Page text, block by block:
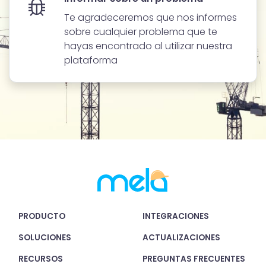
annunci, per fornire funzionalità dei social media e per
analizzare il nostro traffico. Condividiamo inoltre
informazioni sul modo in cui utilizzi il nostro sito con i
nostri partner che si occupano di analisi dei dati web,
pubblicità e social media, i quali potrebbero combinarle
con altre informazioni che hai fornito loro o che hanno
raccolto dal tuo utilizzo dei loro servizi.
Te agradeceremos que nos informes
sobre cualquier problema que te
hayas encontrado al utilizar nuestra
plataforma
PRODUCTO
SOLUCIONES
RECURSOS
INTEGRACIONES
ACTUALIZACIONES
PREGUNTAS FRECUENTES